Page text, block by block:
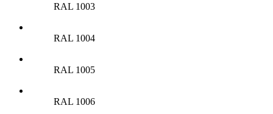
RAL 1003
RAL 1004
RAL 1005
RAL 1006